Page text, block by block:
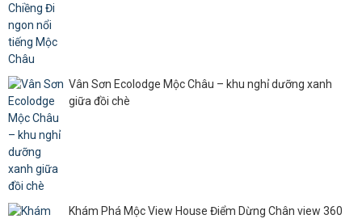
Vân Sơn Ecolodge Mộc Châu – khu nghỉ dưỡng xanh
giữa đồi chè
Khám Phá Mộc View House Điểm Dừng Chân view 360